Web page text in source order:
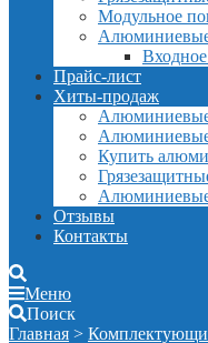
Модульное
Алюминиевые
Прайс-лист
Хиты-продаж
Алюминиевые
Алюминиевые
Купить
Алюминиевые
Отзывы
Контакты
Меню
Поиск
Главная >